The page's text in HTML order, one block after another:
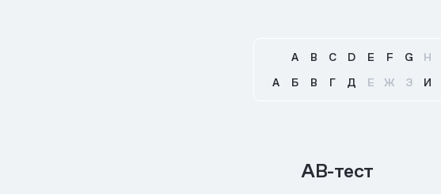
A B C D E F G H
А
Б В Г Д Е Ж З И
AB-тест